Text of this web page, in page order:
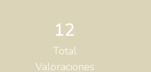
12
Total
Valoraciones